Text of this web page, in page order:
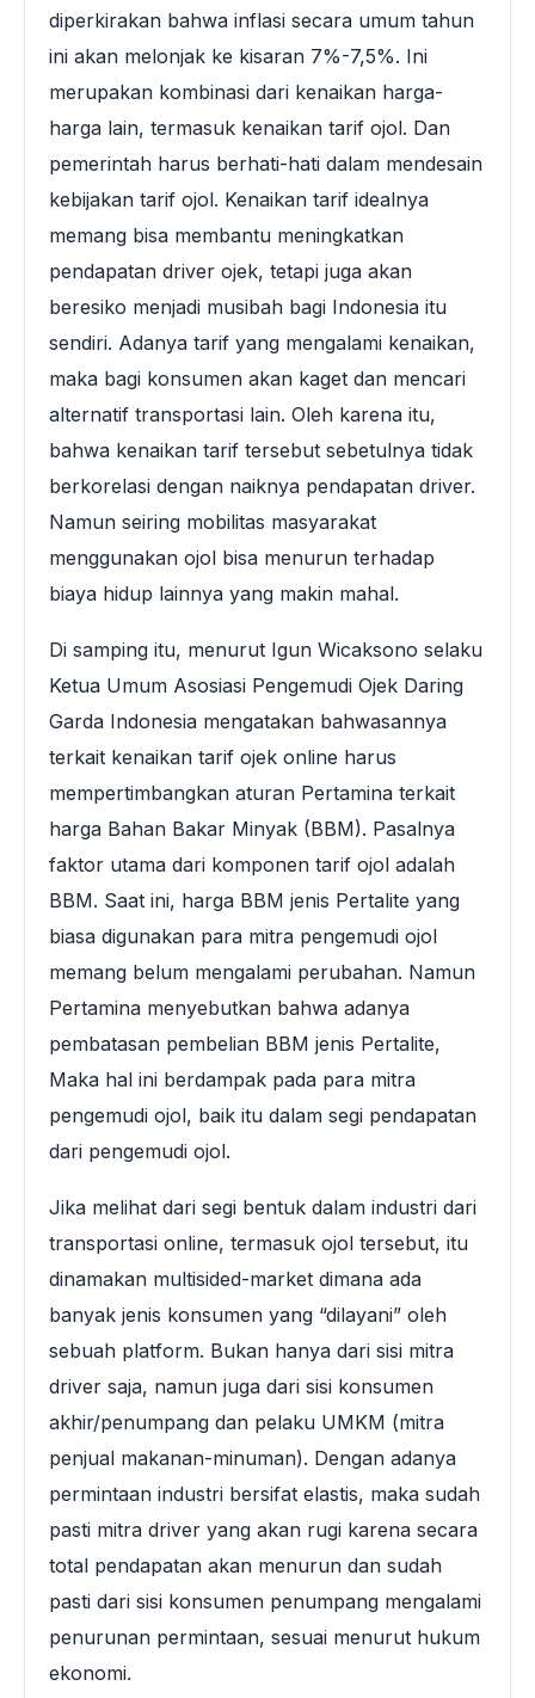
diperkirakan bahwa inflasi secara umum tahun
ini akan melonjak ke kisaran 7%-7,5%. Ini
merupakan kombinasi dari kenaikan harga-
harga lain, termasuk kenaikan tarif ojol. Dan
pemerintah harus berhati-hati dalam mendesain
kebijakan tarif ojol. Kenaikan tarif idealnya
memang bisa membantu meningkatkan
pendapatan driver ojek, tetapi juga akan
beresiko menjadi musibah bagi Indonesia itu
sendiri. Adanya tarif yang mengalami kenaikan,
maka bagi konsumen akan kaget dan mencari
alternatif transportasi lain. Oleh karena itu,
bahwa kenaikan tarif tersebut sebetulnya tidak
berkorelasi dengan naiknya pendapatan driver.
Namun seiring mobilitas masyarakat
menggunakan ojol bisa menurun terhadap
biaya hidup lainnya yang makin mahal.
Di samping itu, menurut Igun Wicaksono selaku
Ketua Umum Asosiasi Pengemudi Ojek Daring
Garda Indonesia mengatakan bahwasannya
terkait kenaikan tarif ojek online harus
mempertimbangkan aturan Pertamina terkait
harga Bahan Bakar Minyak (BBM). Pasalnya
faktor utama dari komponen tarif ojol adalah
BBM. Saat ini, harga BBM jenis Pertalite yang
biasa digunakan para mitra pengemudi ojol
memang belum mengalami perubahan. Namun
Pertamina menyebutkan bahwa adanya
pembatasan pembelian BBM jenis Pertalite,
Maka hal ini berdampak pada para mitra
pengemudi ojol, baik itu dalam segi pendapatan
dari pengemudi ojol.
Jika melihat dari segi bentuk dalam industri dari
transportasi online, termasuk ojol tersebut, itu
dinamakan multisided-market dimana ada
banyak jenis konsumen yang “dilayani” oleh
sebuah platform. Bukan hanya dari sisi mitra
driver saja, namun juga dari sisi konsumen
akhir/penumpang dan pelaku UMKM (mitra
penjual makanan-minuman). Dengan adanya
permintaan industri bersifat elastis, maka sudah
pasti mitra driver yang akan rugi karena secara
total pendapatan akan menurun dan sudah
pasti dari sisi konsumen penumpang mengalami
penurunan permintaan, sesuai menurut hukum
ekonomi.